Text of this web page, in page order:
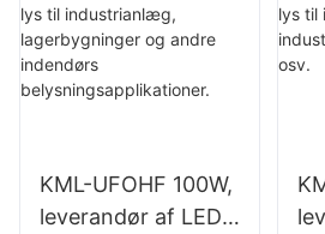
KML-UFOHF 100W,
leverandør af LED-